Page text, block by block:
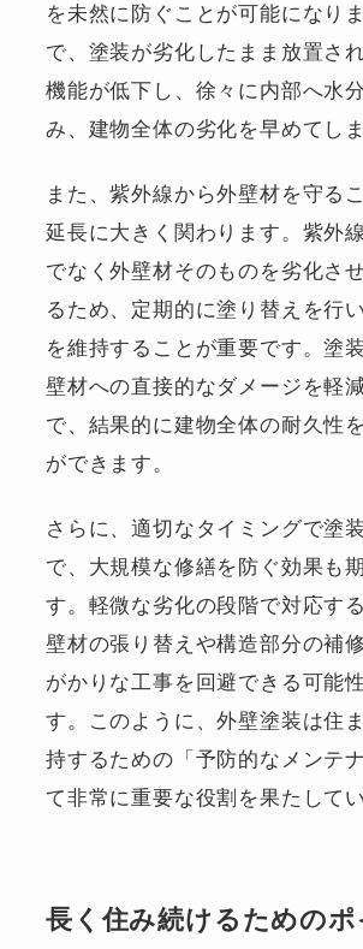
を未然に防ぐことが可能になり
で、塗装が劣化したまま放置さ
機能が低下し、徐々に内部へ水
み、建物全体の劣化を早めてし
また、紫外線から外壁材を守る
延長に大きく関わります。紫外
でなく外壁材そのものを劣化さ
るため、定期的に塗り替えを行
を維持することが重要です。塗
壁材への直接的なダメージを軽
で、結果的に建物全体の耐久性
ができます。
さらに、適切なタイミングで塗
で、大規模な修繕を防ぐ効果も
す。軽微な劣化の段階で対応す
壁材の張り替えや構造部分の補
がかりな工事を回避できる可能
す。このように、外壁塗装は住
持するための「予防的なメンテ
て非常に重要な役割を果たしてい
長く住み続けるためのポ